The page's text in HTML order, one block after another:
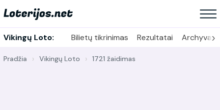
Vikingų Loto: Bilietų tikrinimas Rezultatai Archyvas
›
Pradžia Vikingų Loto 1721 žaidimas